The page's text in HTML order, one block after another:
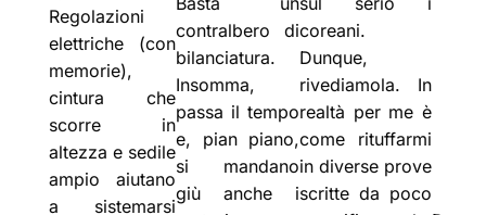
Regolazioni
elettriche (con
memorie),
cintura che
scorre in
altezza e sedile
ampio aiutano
a sistemarsi
contralbero di
bilanciatura.
Insomma,
passa il tempo
e, pian piano,
si mandano
giù anche i
coreani.
Dunque,
rivediamola. In
realtà per me è
come rituffarmi
in diverse prove
scritte da poco